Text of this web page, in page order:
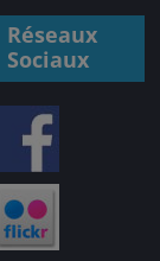
Réseaux
Sociaux